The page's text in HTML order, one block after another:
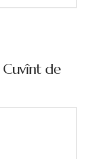
Cuvînt de